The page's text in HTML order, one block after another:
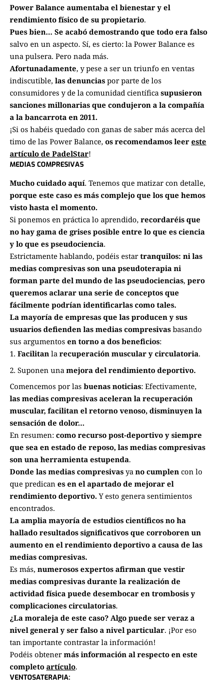
Power Balance aumentaba el bienestar y el
rendimiento físico de su propietario.
Pues bien… Se acabó demostrando que todo era falso
salvo en un aspecto. Sí, es cierto: la Power Balance es
una pulsera. Pero nada más.
Afortunadamente, y pese a ser un triunfo en ventas
indiscutible, las denuncias por parte de los
consumidores y de la comunidad científica supusieron
sanciones millonarias que condujeron a la compañía
a la bancarrota en 2011.
¡Si os habéis quedado con ganas de saber más acerca del
timo de las Power Balance, os recomendamos leer este
artículo de PadelStar!
MEDIAS COMPRESIVAS
Mucho cuidado aquí. Tenemos que matizar con detalle,
porque este caso es más complejo que los que hemos
visto hasta el momento.
Si ponemos en práctica lo aprendido, recordaréis que
no hay gama de grises posible entre lo que es ciencia
y lo que es pseudociencia.
Estrictamente hablando, podéis estar tranquilos: ni las
medias compresivas son una pseudoterapia ni
forman parte del mundo de las pseudociencias, pero
queremos aclarar una serie de conceptos que
fácilmente podrían identificarlas como tales.
La mayoría de empresas que las producen y sus
usuarios defienden las medias compresivas basando
sus argumentos en torno a dos beneficios:
Facilitan la recuperación muscular y circulatoria.
Suponen una mejora del rendimiento deportivo.
Comencemos por las buenas noticias: Efectivamente,
las medias compresivas aceleran la recuperación
muscular, facilitan el retorno venoso, disminuyen la
sensación de dolor…
En resumen: como recurso post-deportivo y siempre
que sea en estado de reposo, las medias compresivas
son una herramienta estupenda.
Donde las medias compresivas ya no cumplen con lo
que predican es en el apartado de mejorar el
rendimiento deportivo. Y esto genera sentimientos
encontrados.
La amplia mayoría de estudios científicos no ha
hallado resultados significativos que corroboren un
aumento en el rendimiento deportivo a causa de las
medias compresivas.
Es más, numerosos expertos afirman que vestir
medias compresivas durante la realización de
actividad física puede desembocar en trombosis y
complicaciones circulatorias.
¿La moraleja de este caso? Algo puede ser veraz a
nivel general y ser falso a nivel particular. ¡Por eso
tan importante contrastar la información!
Podéis obtener más información al respecto en este
completo artículo.
VENTOSATERAPIA: